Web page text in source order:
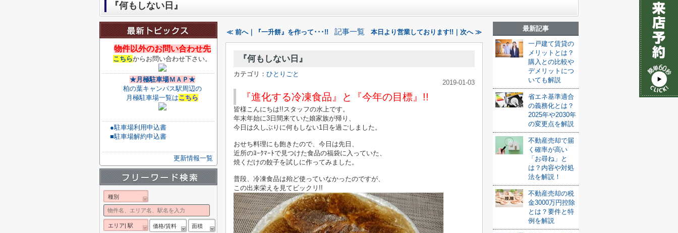
『何もしない日』
≪ 前へ｜『一升餅』を作って･･･!! 記事一覧 本日より営業しております!!｜次へ ≫
『何もしない日』
カテゴリ： ひとりごと
2019-01-03
『進化する冷凍食品』と『今年の目標』 !!
皆様こんにちは!!スタッフの水上です。
年末年始に3日間来ていた娘家族が帰り、
今日は久しぶりに何もしない1日を過ごしました。
おせち料理にも飽きたので、今日は先日、
近所のﾖｰｸﾏｰﾄで見つけた食品の福袋に入っていた、
焼くだけの餃子を試しに作ってみました。
普段、冷凍食品は殆ど使っていなかったのですが、
この出来栄えを見てビックリ!!
最新記事
一戸建て賃貸の
メリットとは？
購入との比較や
デメリットにつ
いても解説
省エネ基準適合
の義務化とは？
2025年や2030年
の変更点を解説
不動産売却で届
く確率が高い
「お尋ね」と
は？内容や対処
法を解説！
不動産売却の税
金3000万円控除
とは？要件と特
例を解説
物件以外のお問い合わせ先
こちらからお問い合わせ下さい。
★月極駐車場ＭＡＰ★
柏の葉キャンパス駅周辺の
月極駐車場一覧はこちら
●駐車場利用申込書
■駐車場解約申込書
更新情報一覧
種別
エリア| 駅 価格/賃料 面積